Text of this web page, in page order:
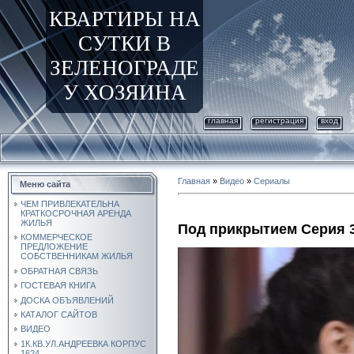
КВАРТИРЫ НА
СУТКИ В
ЗЕЛЕНОГРАДЕ
У ХОЗЯИНА
главная регистрация вход
Меню сайта
ЧЕМ ПРИВЛЕКАТЕЛЬНА
КРАТКОСРОЧНАЯ АРЕНДА
ЖИЛЬЯ
КОММЕРЧЕСКОЕ
ПРЕДЛОЖЕНИЕ
СОБСТВЕННИКАМ ЖИЛЬЯ
ОБРАТНАЯ СВЯЗЬ
ГОСТЕВАЯ КНИГА
ДОСКА ОБЪЯВЛЕНИЙ
КАТАЛОГ САЙТОВ
ВИДЕО
1К.КВ.УЛ.АНДРЕЕВКА КОРПУС
Главная » Видео » Сериалы
Под прикрытием Серия